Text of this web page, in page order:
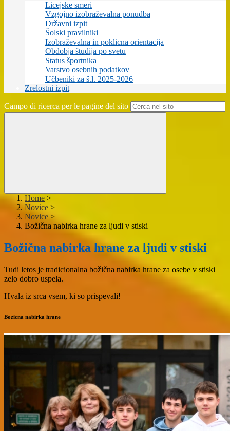
Licejske smeri
Vzgojno izobraževalna ponudba
Državni izpit
Šolski pravilniki
Izobraževalna in poklicna orientacija
Obdobja študija po svetu
Status športnika
Varstvo osebnih podatkov
Učbeniki za š.l. 2025-2026
Zrelostni izpit
Campo di ricerca per le pagine del sito
Home >
Novice >
Novice >
Božična nabirka hrane za ljudi v stiski
Božična nabirka hrane za ljudi v stiski
Tudi letos je tradicionalna božična nabirka hrane za osebe v stiski
zelo dobro uspela.
Hvala iz srca vsem, ki so prispevali!
Bozicna nabirka hrane